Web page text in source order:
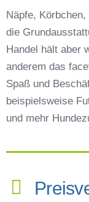
Näpfe,
die
Handel hält aber
anderem das
Spaß und
beispielsweise
und mehr